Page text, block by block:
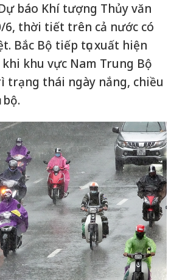
báo Khí tượng Thủy văn
6, thời tiết trên cả nước có
Bắc Bộ tiếp tục xuất hiện
khu vực Nam Trung Bộ
trạng thái ngày nắng, chiều
bộ.